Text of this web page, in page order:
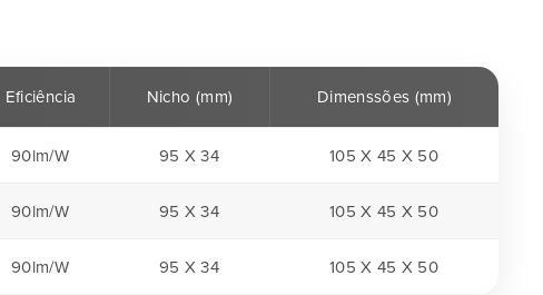
Eficiência Nicho (mm) Dimenssões (mm)
90lm/W 95 X 34 105 X 45 X 50
90lm/W 95 X 34 105 X 45 X 50
90lm/W 95 X 34 105 X 45 X 50